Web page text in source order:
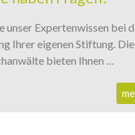
unser Expertenwissen bei
Ihrer eigenen Stiftung. Die
bieten Ihnen …